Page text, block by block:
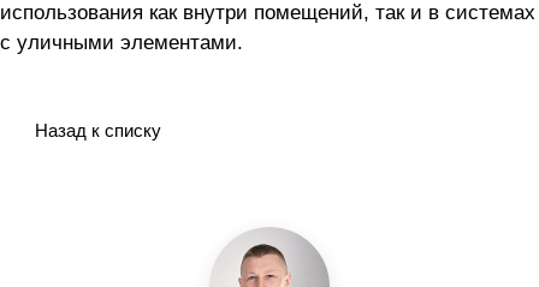
использования как внутри помещений, так и в системах
с уличными элементами.
Назад к списку